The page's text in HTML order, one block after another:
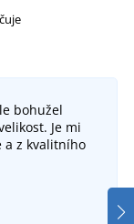
bohužel
Je mi
a z kvalitního